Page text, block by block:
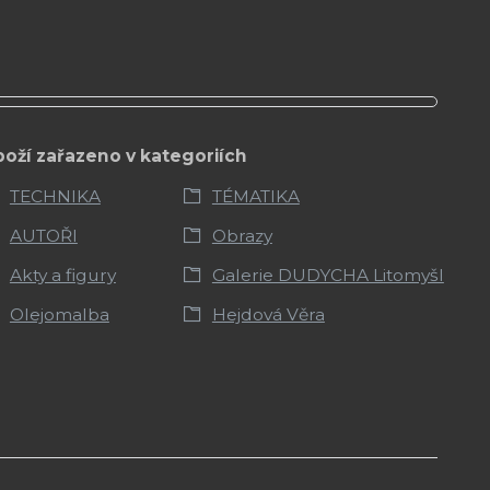
zařazeno v kategoriích
TECHNIKA
TÉMATIKA
AUTOŘI
Obrazy
Akty a figury
Galerie DUDYCHA Litomyšl
Olejomalba
Hejdová Věra